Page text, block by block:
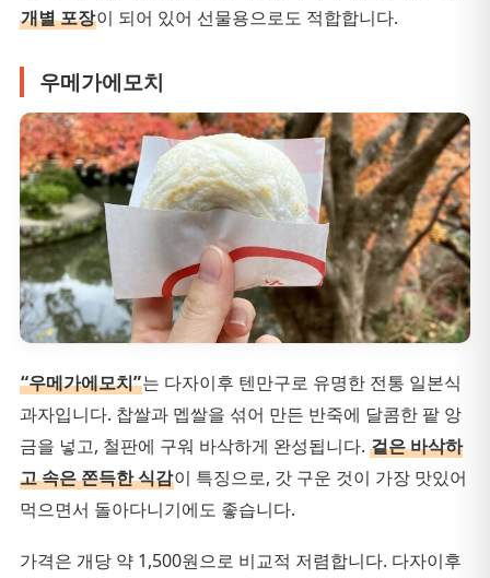
개별 포장이 되어 있어 선물용으로도 적합합니다.
우메가에모치
“우메가에모치”는 다자이후 텐만구로 유명한 전통 일본식
과자입니다. 찹쌀과 멥쌀을 섞어 만든 반죽에 달콤한 팥 앙
금을 넣고, 철판에 구워 바삭하게 완성됩니다. 겉은 바삭하
고 속은 쫀득한 식감이 특징으로, 갓 구운 것이 가장 맛있어
먹으면서 돌아다니기에도 좋습니다.
가격은 개당 약 1,500원으로 비교적 저렴합니다. 다자이후